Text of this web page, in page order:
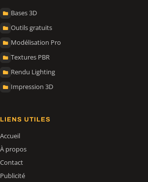
Bases 3D
Outils gratuits
Modélisation Pro
Textures PBR
Rendu Lighting
Impression 3D
LIENS UTILES
Accueil
À propos
Contact
Publicité